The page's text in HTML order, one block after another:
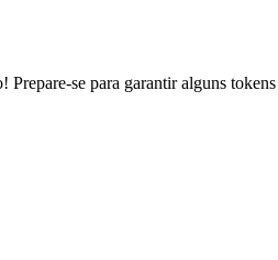
se para garantir alguns